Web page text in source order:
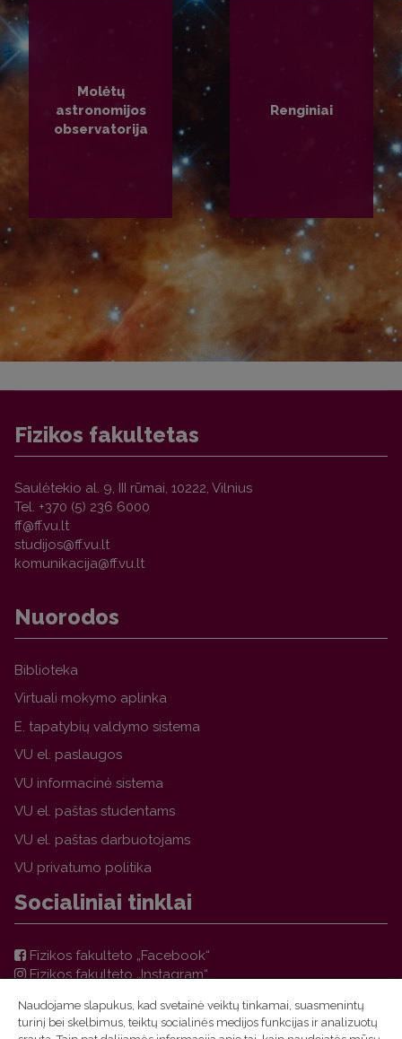
Molėtų
astronomijos
observatorija
Renginiai
Fizikos fakultetas
Saulėtekio al. 9, III rūmai, 10222, Vilnius
Tel. +370 (5) 236 6000
Nuorodos
Biblioteka
Virtuali mokymo aplinka
E. tapatybių valdymo sistema
VU el. paslaugos
VU informacinė sistema
VU el. paštas studentams
VU el. paštas darbuotojams
VU privatumo politika
Socialiniai tinklai
Fizikos fakulteto „Facebook“
Fizikos fakulteto „Instagram“
VU FF TFAI Molėtų astronomijos observatorijos
„Facebook“
Naudojame slapukus, kad svetainė veiktų tinkamai, suasmenintų
turinį bei skelbimus, teiktų socialinės medijos funkcijas ir analizuotų